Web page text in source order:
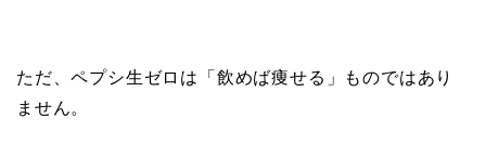
ただ、ペプシ生ゼロは「飲めば痩せる」ものではあり
ません。